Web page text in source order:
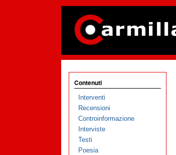
Contenuti
Interventi
Recensioni
Controinformazione
Interviste
Testi
Poesia